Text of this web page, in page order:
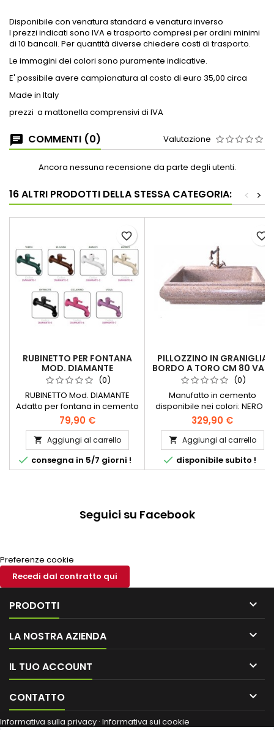
Disponibile con venatura standard e venatura inverso
I prezzi indicati sono IVA e trasporto compresi per ordini minimi
di 10 bancali. Per quantità diverse chiedere costi di trasporto.
Le immagini dei colori sono puramente indicative.
E' possibile avere campionatura al costo di euro 35,00 circa
Made in Italy
prezzi a mattonella comprensivi di IVA
COMMENTI (0) Valutazione
Ancora nessuna recensione da parte degli utenti.
16 ALTRI PRODOTTI DELLA STESSA CATEGORIA: >
<
RUBINETTO PER FONTANA
MOD. DIAMANTE
(0)
RUBINETTO Mod. DIAMANTE
Adatto per fontana in cemento
79,90 €
 Aggiungi al carrello
 consegna in 5/7 giorni !
favorite_border
PILLOZZINO IN GRANIGLIA
BORDO A TORO CM 80 VARI
COLORI (0)
Manufatto in cemento
disponibile nei colori: NERO -
ROSATO - VERDE - ROSA -
GIALLO - ROSSO ANTICO - BLU -
PIETRA - GRIGIO cm 80
larghezzacm 63 profonditacm
20 altezza
329,90 €
 Aggiungi al carrello
 disponibile subito !
favorite_border
Seguici su Facebook
Preferenze cookie
Recedi dal contratto qui
PRODOTTI 
LA NOSTRA AZIENDA 
IL TUO ACCOUNT 
CONTATTO 
Informativa sulla privacy · Informativa sui cookie